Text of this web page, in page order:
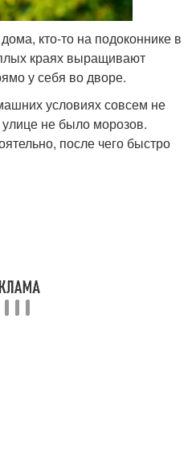
кто-то на подоконнике в
краях выращивают
у себя во дворе.
условиях совсем не
не было морозов.
после чего быстро